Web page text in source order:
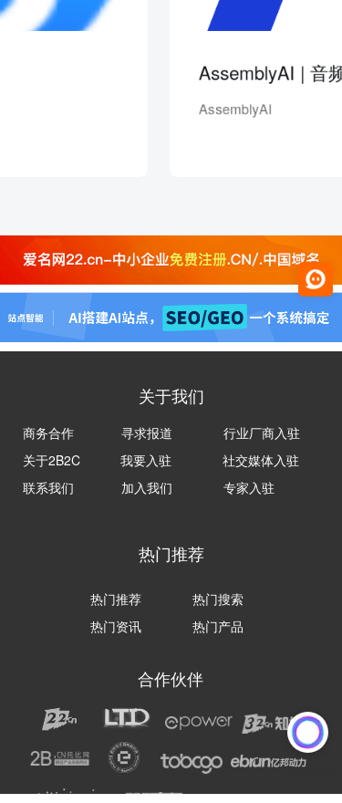
AssemblyAI | 音频
AssemblyAI
关于我们
商务合作
寻求报道
行业厂商入驻
关于2B2C
我要入驻
社交媒体入驻
联系我们
加入我们 专家入驻
热门推荐
热门推荐 热门搜索
热门资讯 热门产品
合作伙伴